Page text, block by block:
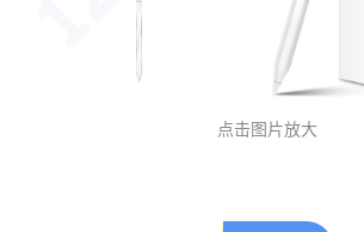
点击图片放大